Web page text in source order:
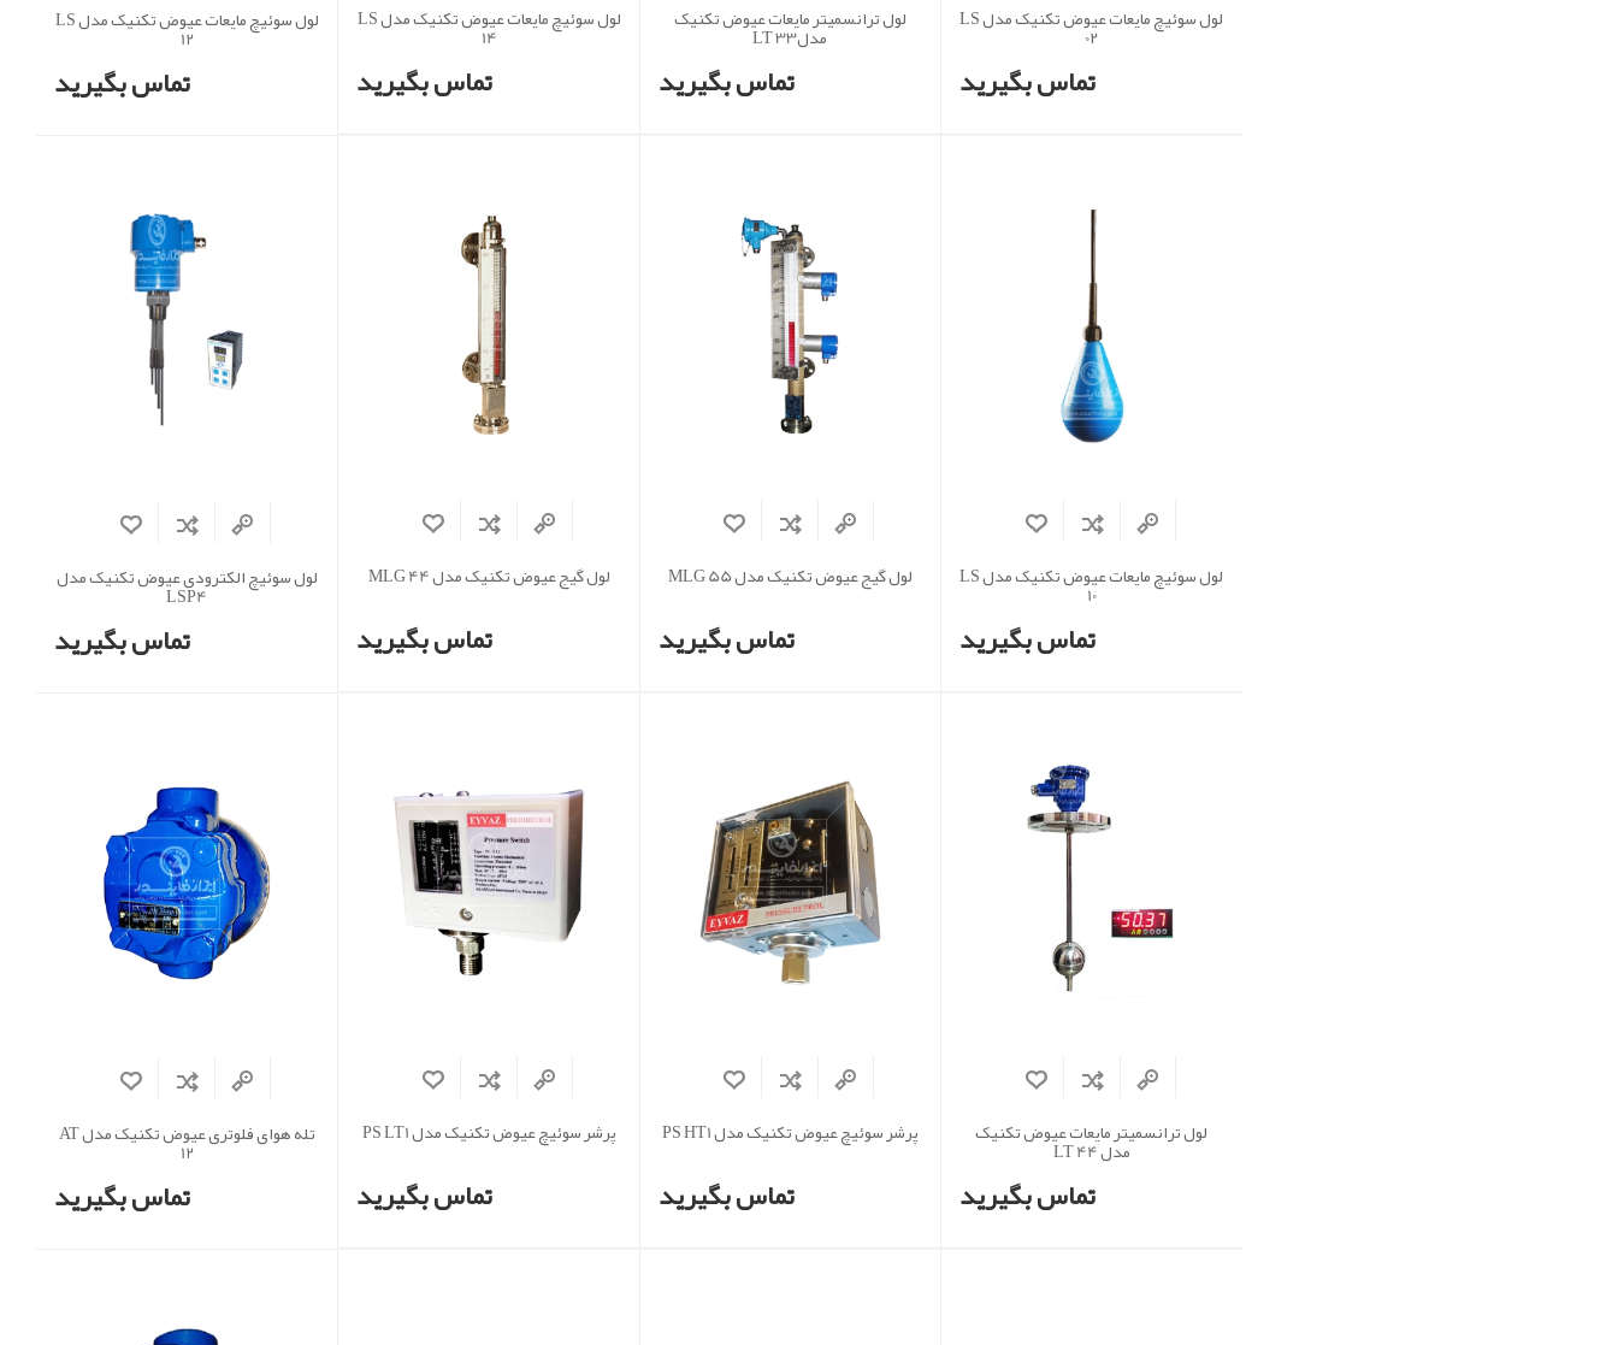
لول سوئیچ مایعات عیوض تکنیک مدل LS
02
تماس بگیرید
لول ترانسمیتر مایعات عیوض تکنیک
مدلLT 33
تماس بگیرید
لول سوئیچ مایعات عیوض تکنیک مدل LS
14
تماس بگیرید
لول سوئیچ مایعات عیوض تکنیک مدل LS
12
تماس بگیرید
لول سوئیچ مایعات عیوض تکنیک مدل LS
10
تماس بگیرید
لول گیج عیوض تکنیک مدل MLG 55
تماس بگیرید
لول گیج عیوض تکنیک مدل MLG 44
تماس بگیرید
لول سوئیچ الکترودی عیوض تکنیک مدل
LSP4
تماس بگیرید
لول ترانسمیتر مایعات عیوض تکنیک
مدل LT 44
تماس بگیرید
پرشر سوئیچ عیوض تکنیک مدل PS HT1
تماس بگیرید
پرشر سوئیچ عیوض تکنیک مدل PS LT1
تماس بگیرید
تله هوای فلوتری عیوض تکنیک مدل AT
12
تماس بگیرید